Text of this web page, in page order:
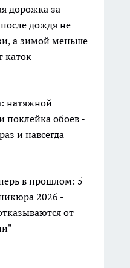
дорожка за
дождя не
а зимой меньше
каток
натяжной
поклейка обоев -
и навсегда
в прошлом: 5
2026 -
от